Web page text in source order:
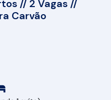
// 2 Vagas //
Carvão